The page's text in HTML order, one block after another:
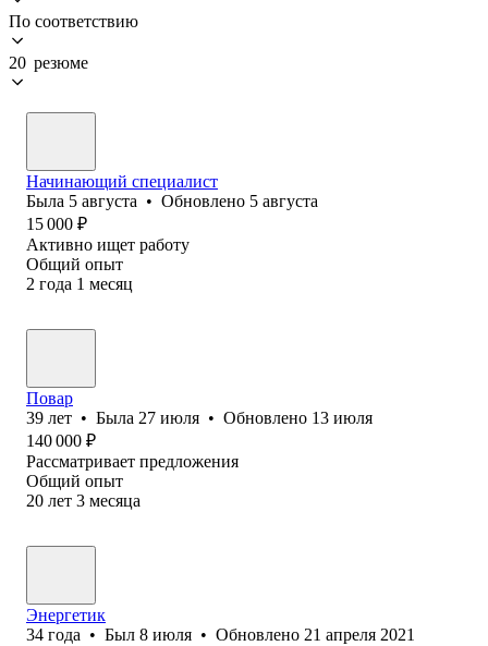
По соответствию
20 резюме
Начинающий специалист
Была 5 августа • Обновлено 5 августа
15 000 ₽
Активно ищет работу
Общий опыт
2 года 1 месяц
Повар
39 лет • Была 27 июля • Обновлено 13 июля
140 000 ₽
Рассматривает предложения
Общий опыт
20 лет 3 месяца
Энергетик
34 года • Был 8 июля • Обновлено 21 апреля 2021